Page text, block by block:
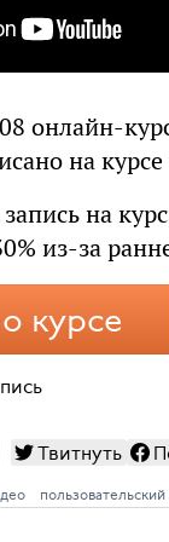
онлайн-
на
на
из-за
курсе
Твитнуть